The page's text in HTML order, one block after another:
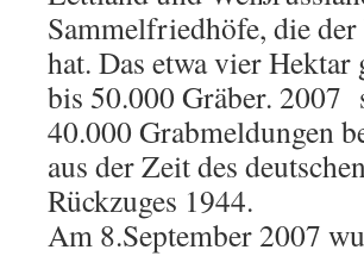
Sammelfriedhöfe, die
hat. Das etwa vier
bis 50.000 Gräber. 2007
40.000 Grabmeldungen
aus der Zeit des
Rückzuges 1944.
Am 8.September 2007